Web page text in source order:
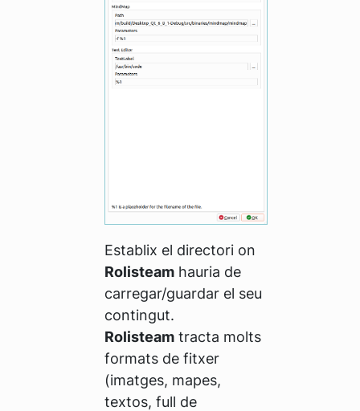
Establix el directori on
Rolisteam hauria de
carregar/guardar el seu
contingut.
Rolisteam tracta molts
formats de fitxer
(imatges, mapes,
textos, full de